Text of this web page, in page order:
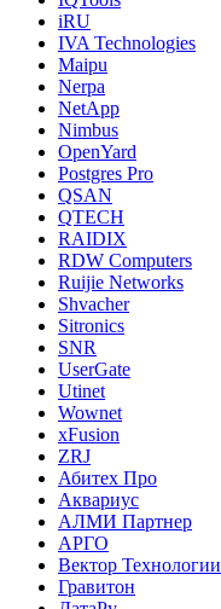
iRU
IVA Technologies
Maipu
Nerpa
NetApp
Nimbus
OpenYard
Postgres Pro
QSAN
QTECH
RAIDIX
RDW Computers
Ruijie Networks
Shvacher
Sitronics
SNR
UserGate
Utinet
Wownet
xFusion
ZRJ
Абитех Про
Аквариус
АЛМИ Партнер
АРГО
Вектор Технологии
Гравитон